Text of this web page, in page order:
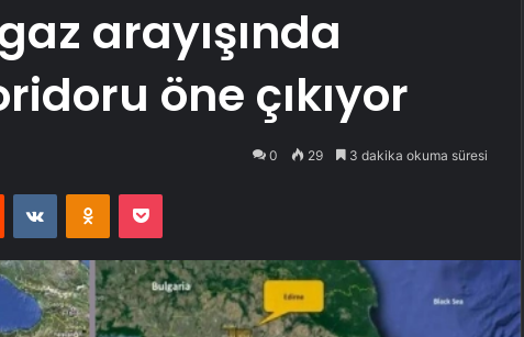
arayışında
öne çıkıyor
0 29 3 dakika okuma süresi
Reddit VKontakteOdnoklassniki
Pocket